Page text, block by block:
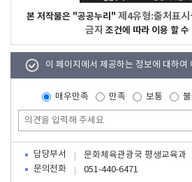
본 저작물은 "공공누리" 제4유형:출처표
금지 조건에 따라 이용 할 수
이 페이지에서 제공하는 정보에 대하여
매우만족 만족 보통
담당부서
문화체육관광국 평생교육과
문의전화
051-440-6471